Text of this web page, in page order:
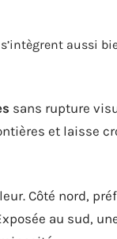
aussi
sans rupture
et laisse
Côté nord,
au sud,